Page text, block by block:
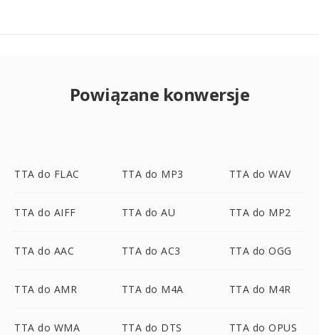
Powiązane konwersje
TTA do FLAC TTA do MP3 TTA do WAV
TTA do AIFF TTA do AU TTA do MP2
TTA do AAC TTA do AC3 TTA do OGG
TTA do AMR TTA do M4A TTA do M4R
TTA do WMA TTA do DTS TTA do OPUS